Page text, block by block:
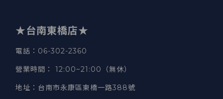
★台南東橋店★
電話 ：06-302-2360
營業時間 ： 12:00~21:00（無休）
地址 ：台南市永康區東橋一路388號